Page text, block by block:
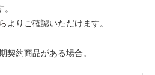
よりご確認いただけます。
契約商品がある場合。